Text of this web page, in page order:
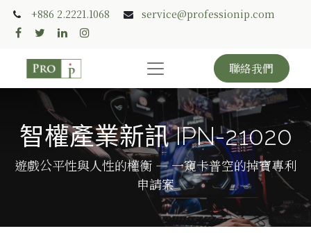
+886 2.2221.1068 service@professionip.com
聯絡我們
智權產業新訊 IPN-21020
遊戲公平性與人性的權衡 — 一窺卡普空的掉寶專利
申請案